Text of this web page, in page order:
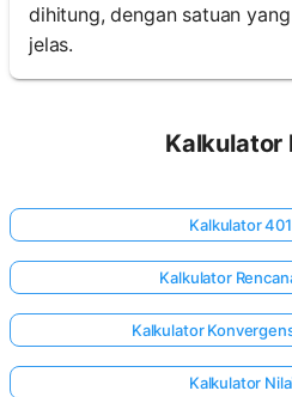
dihitung, dengan satuan
jelas.
Kalkulator
Kalkulator
Kalkulator
Kalkulator
Kalkulator